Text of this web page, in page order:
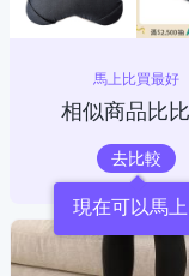
馬上比買最好
相似商品比
去比較
現在可以馬